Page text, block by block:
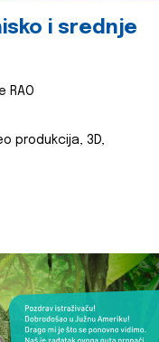
i srednje
RAO
produkcija, 3D,